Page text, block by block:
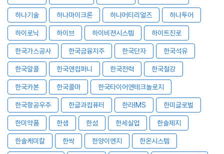
하나기술 하나마이크론 하나머티리얼즈 하나투어
하이로닉 하이브 하이비젼시스템 하이트진로
한국가스공사 한국금융지주 한국단자 한국석유
한국알콜 한국앤컴퍼니 한국전력 한국철강
한국카본 한국콜마 한국타이어앤테크놀로지
한국항공우주 한글과컴퓨터 한라IMS 한미글로벌
한미약품 한샘 한섬 한세실업 한솔제지
한솔케미칼 한싹 한양이엔지 한온시스템